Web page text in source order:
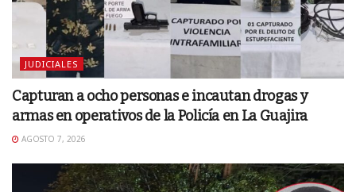
JUDICIALES
Capturan a ocho personas e incautan drogas y
armas en operativos de la Policía en La Guajira
AGOSTO 7, 2026